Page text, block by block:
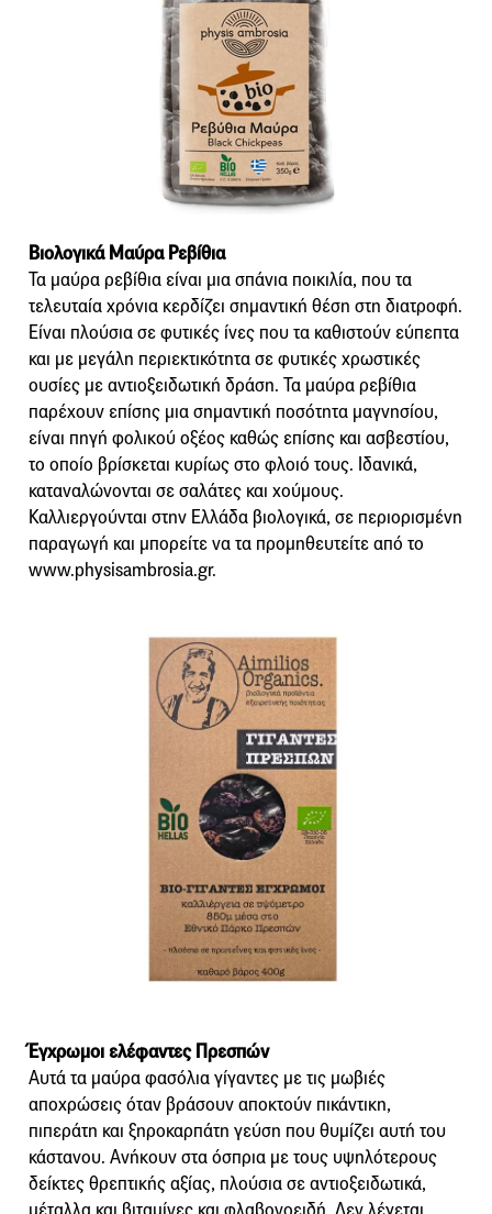
Βιολογικά Μαύρα Ρεβίθια
Τα μαύρα ρεβίθια είναι μια σπάνια ποικιλία, που τα
τελευταία χρόνια κερδίζει σημαντική θέση στη διατροφή.
Είναι πλούσια σε φυτικές ίνες που τα καθιστούν εύπεπτα
και με μεγάλη περιεκτικότητα σε φυτικές χρωστικές
ουσίες με αντιοξειδωτική δράση. Τα μαύρα ρεβίθια
παρέχουν επίσης μια σημαντική ποσότητα μαγνησίου,
είναι πηγή φολικού οξέος καθώς επίσης και ασβεστίου,
το οποίο βρίσκεται κυρίως στο φλοιό τους. Ιδανικά,
καταναλώνονται σε σαλάτες και χούμους.
Καλλιεργούνται στην Ελλάδα βιολογικά, σε περιορισμένη
παραγωγή και μπορείτε να τα προμηθευτείτε από το
www.physisambrosia.gr.
Έγχρωμοι ελέφαντες Πρεσπών
Αυτά τα μαύρα φασόλια γίγαντες με τις μωβιές
αποχρώσεις όταν βράσουν αποκτούν πικάντικη,
πιπεράτη και ξηροκαρπάτη γεύση που θυμίζει αυτή του
κάστανου. Ανήκουν στα όσπρια με τους υψηλότερους
δείκτες θρεπτικής αξίας, πλούσια σε αντιοξειδωτικά,